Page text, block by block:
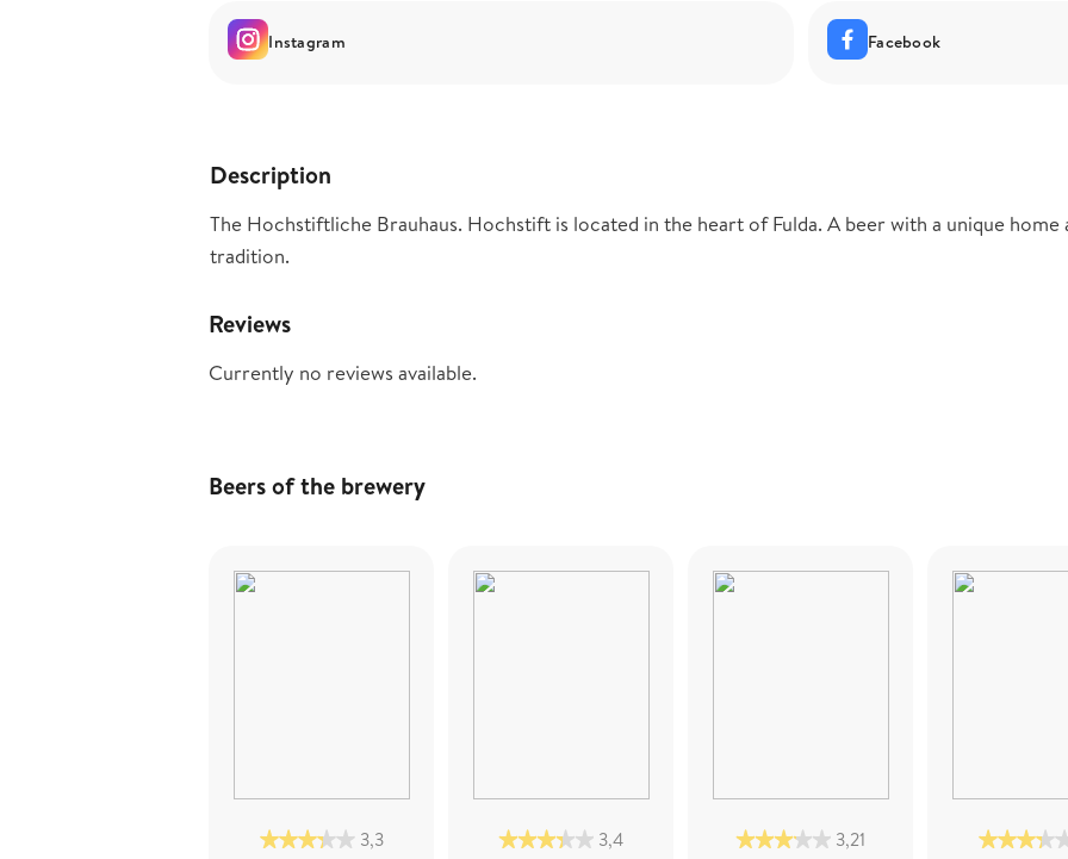
Instagram Facebook
Description
The Hochstiftliche Brauhaus. Hochstift is located in the heart of Fulda. A beer with a unique home
tradition.
Reviews
Currently no reviews available.
Beers of the brewery
3,3 3,4 3,21